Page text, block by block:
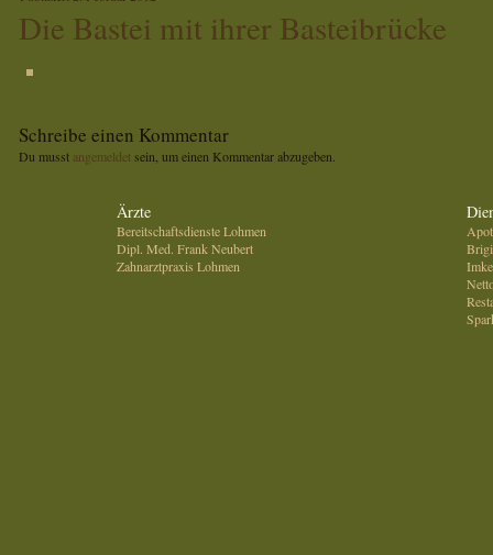
Die Bastei mit ihrer Basteibrücke
Schreibe einen Kommentar
Du musst angemeldet sein, um einen Kommentar abzugeben.
Ärzte
Bereitschaftsdienste Lohmen
Dipl. Med. Frank Neubert
Zahnarztpraxis Lohmen